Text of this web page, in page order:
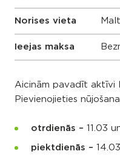
Norises vieta
Ieejas maksa
Aicinām pavadīt aktīvi
Pievienojieties
otrdienās – 11.03
piektdienās –